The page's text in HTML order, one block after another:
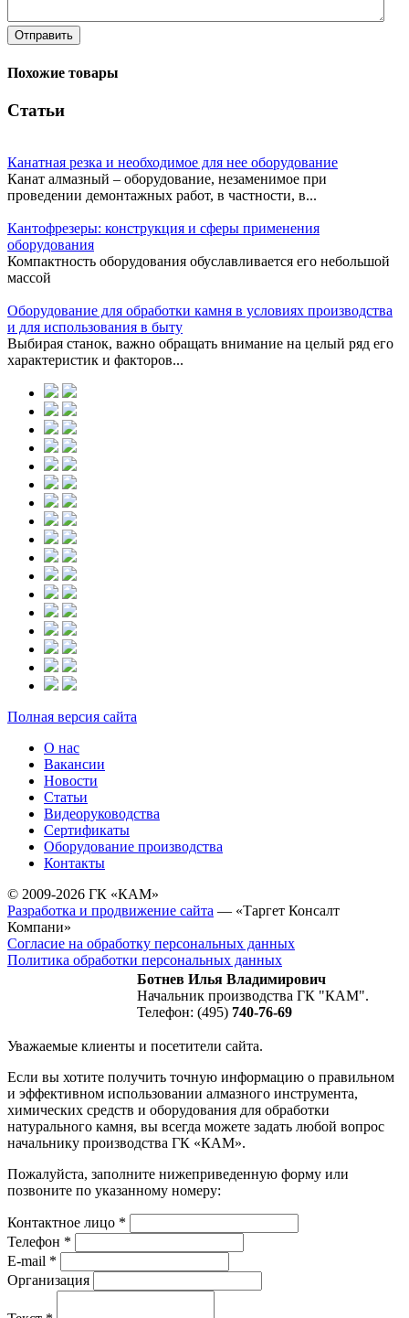
Отправить
Похожие товары
Статьи
Канатная резка и необходимое для нее оборудование
Канат алмазный – оборудование, незаменимое при
проведении демонтажных работ, в частности, в...
Кантофрезеры: конструкция и сферы применения
оборудования
Компактность оборудования обуславливается его небольшой
массой
Оборудование для обработки камня в условиях производства
и для использования в быту
Выбирая станок, важно обращать внимание на целый ряд его
характеристик и факторов...
Полная версия сайта
О нас
Вакансии
Новости
Статьи
Видеоруководства
Сертификаты
Оборудование производства
Контакты
© 2009-2026 ГК «КАМ»
Разработка и продвижение сайта — «Таргет Консалт
Компани»
Согласие на обработку персональных данных
Политика обработки персональных данных
Ботнев Илья Владимирович
Начальник производства ГК "КАМ".
Телефон: (495) 740-76-69
Уважаемые клиенты и посетители сайта.
Если вы хотите получить точную информацию о правильном
и эффективном использовании алмазного инструмента,
химических средств и оборудования для обработки
натурального камня, вы всегда можете задать любой вопрос
начальнику производства ГК «КАМ».
Пожалуйста, заполните нижеприведенную форму или
позвоните по указанному номеру:
Контактное лицо *
Телефон *
E-mail *
Организация